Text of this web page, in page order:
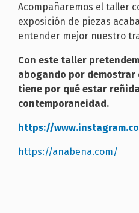
Acompañaremos el taller
exposición de piezas
entender mejor nuestro
Con este taller
abogando por demostrar
tiene por qué estar
contemporaneidad.
https://
https://anabena.com/